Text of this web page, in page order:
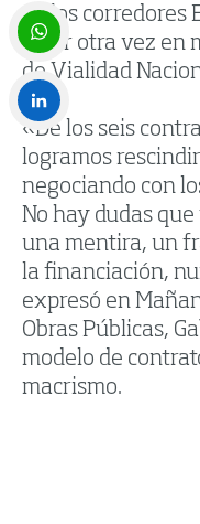
de los corredores
estar otra vez en
de Vialidad
«De los seis
logramos
negociando con
No hay dudas
una mentira, un
la financiación,
expresó en
Obras Públicas,
modelo de
macrismo.
Twitter
WhatsApp
LinkedIn